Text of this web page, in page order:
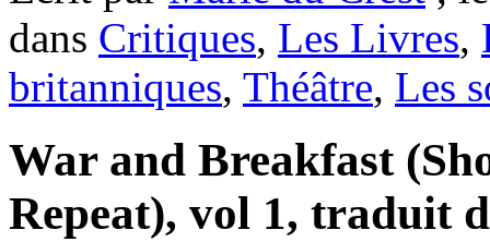
dans Critiques, Les Livres,
britanniques, Théâtre, Les
War and Breakfast
Repeat), vol 1, traduit